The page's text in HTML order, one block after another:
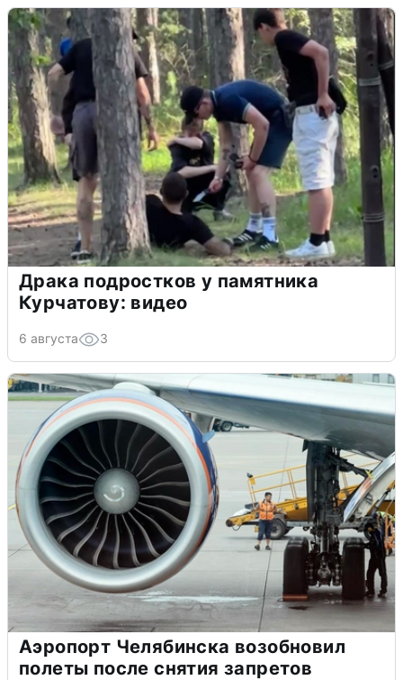
Драка подростков у памятника
Курчатову: видео
6 августа 3
Аэропорт Челябинска возобновил
полеты после снятия запретов